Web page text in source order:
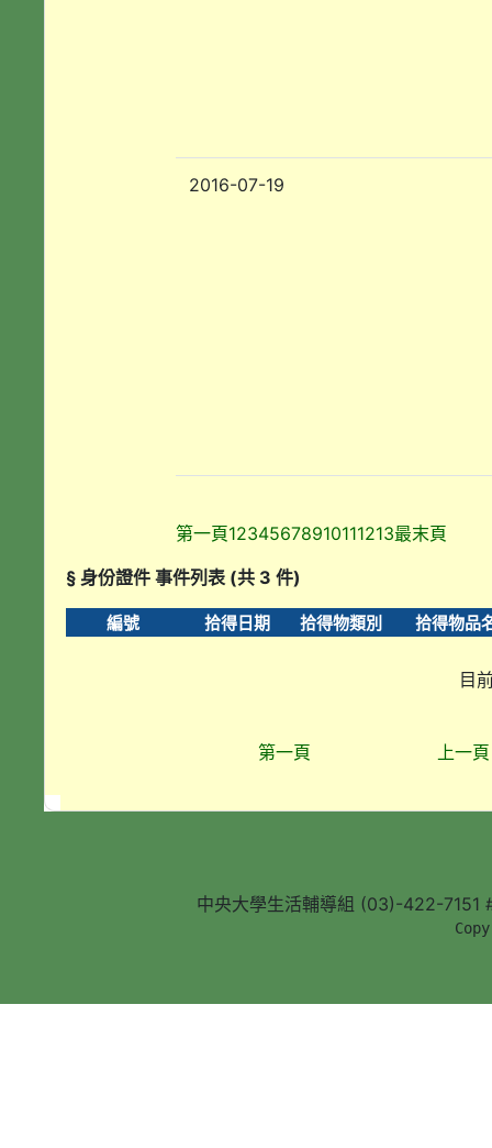
2016-07-19
第一頁12345678910111213最末頁
§ 身份證件 事件列表 (共 3 件)
編號 拾得日期 拾得物類別 拾得物品
目
第一頁 上一頁
中央大學生活輔導組 (03)-422-7151